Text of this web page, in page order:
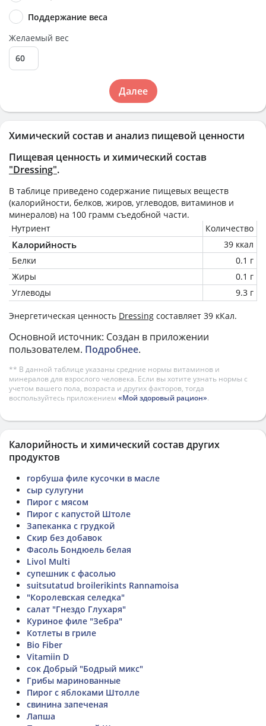
Химический состав и анализ пищевой ценности
Пищевая ценность и химический состав
"Dressing".
В таблице приведено содержание пищевых веществ
(калорийности, белков, жиров, углеводов, витаминов и
минералов) на 100 грамм съедобной части.
Нутриент
Количество
Калорийность
39 ккал
Белки
0.1 г
Жиры
0.1 г
Углеводы
9.3 г
Энергетическая ценность Dressing составляет 39 кКал.
Основной источник: Создан в приложении
пользователем. Подробнее.
** В данной таблице указаны средние нормы витаминов и
минералов для взрослого человека. Если вы хотите узнать нормы с
учетом вашего пола, возраста и других факторов, тогда
воспользуйтесь приложением «Мой здоровый рацион».
Поддержание веса
Желаемый вес
Далее
Калорийность и химический состав других
продуктов
горбуша филе кусочки в масле
сыр сулугуни
Пирог с мясом
Пирог с капустой Штоле
Запеканка с грудкой
Скир без добавок
Фасоль Бондюель белая
Livol Multi
супешник с фасолью
suitsutatud broilerikints Rannamoisa
"Королевская селедка"
салат "Гнездо Глухаря"
Куриное филе "Зебра"
Котлеты в гриле
Bio Fiber
Vitamiin D
сок Добрый "Бодрый микс"
Грибы маринованные
Пирог с яблоками Штолле
свинина запеченая
Лапша